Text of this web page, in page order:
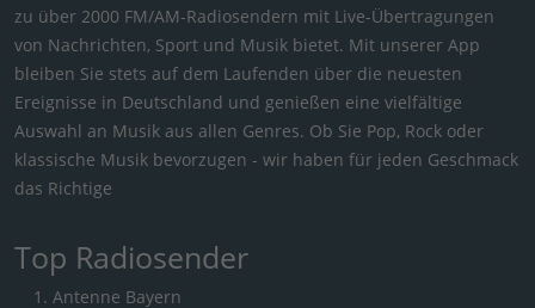
zu über 2000 FM/AM-Radiosendern mit Live-Übertragungen
von Nachrichten, Sport und Musik bietet. Mit unserer App
bleiben Sie stets auf dem Laufenden über die neuesten
Ereignisse in Deutschland und genießen eine vielfältige
Auswahl an Musik aus allen Genres. Ob Sie Pop, Rock oder
klassische Musik bevorzugen - wir haben für jeden Geschmack
das Richtige
Top Radiosender
Antenne Bayern